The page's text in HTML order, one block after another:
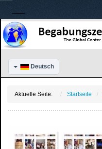
Deutsch
Aktuelle Seite: Startseite